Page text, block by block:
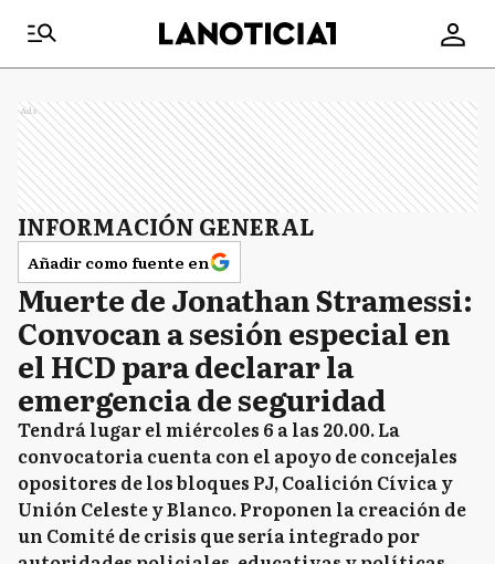
Ads
INFORMACIÓN GENERAL
Añadir como fuente en
Muerte de Jonathan Stramessi:
Convocan a sesión especial en
el HCD para declarar la
emergencia de seguridad
Tendrá lugar el miércoles 6 a las 20.00. La
convocatoria cuenta con el apoyo de concejales
opositores de los bloques PJ, Coalición Cívica y
Unión Celeste y Blanco. Proponen la creación de
un Comité de crisis que sería integrado por